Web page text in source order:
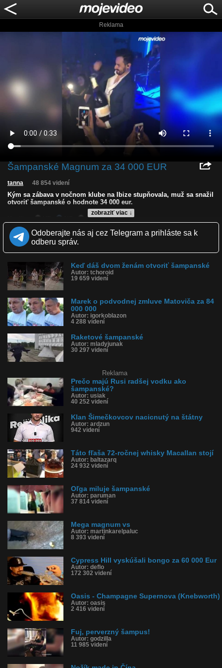
Reklama
Šampanské Magnum za 34 000 EUR
zobraziť viac ↓
tanna 48 854 videní
Kým sa zábava v nočnom klube na Ibize stupňovala, muž sa snažil
otvoriť šampanské o hodnote 34 000 eur.
LQ
Zverejnené: 27.1.2018 13:48
Páči sa: 48% (60 hlasov)
Obľúbené: 10
Komentárov: 129
Kategória: ľudia
Tagy: champagne magnum, šampanské, fail, fľaša, ibiza
História sledovanosti videa:
Odoberajte nás aj cez Telegram a prihláste sa k
odberu správ.
Keď dáš dvom ženám otvoriť šampanské
Autor: tchoroid
19 659 videní
Marek o podvodnej zmluve Matoviča za 84
000 000
Autor: igorkoblazon
4 288 videní
Raketové šampanské
Autor: mladyjunak
30 297 videní
Reklama
Prečo majú Rusi radšej vodku ako
šampanské?
Autor: usiak
40 252 videní
Klan Šimečkovcov nacicnutý na štátny
Autor: ardzun
942 videní
Táto fľaša 72-ročnej whisky Macallan stojí
Autor: baltazarq
24 932 videní
Oľga miluje šampanské
Autor: paruman
37 814 videní
Mega magnum vs
Autor: martinkarelpaluc
8 393 videní
Cypress Hill vyskúšali bongo za 60 000 Eur
Autor: deflo
172 302 videní
Oasis - Champagne Supernova (Knebworth)
Autor: oasis
2 416 videní
Fuj, perverzný šampus!
Autor: godzilla
11 985 videní